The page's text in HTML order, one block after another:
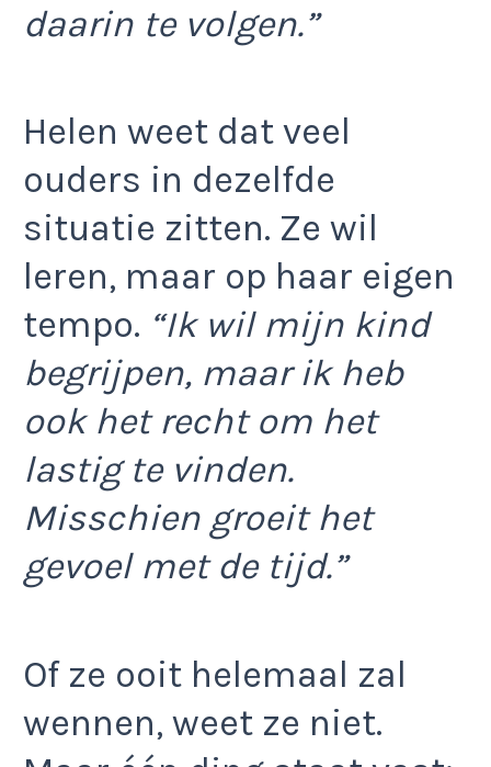
daarin te volgen.”
Helen weet dat veel
ouders in dezelfde
situatie zitten. Ze wil
leren, maar op haar eigen
tempo. “Ik wil mijn kind
begrijpen, maar ik heb
ook het recht om het
lastig te vinden.
Misschien groeit het
gevoel met de tijd.”
Of ze ooit helemaal zal
wennen, weet ze niet.